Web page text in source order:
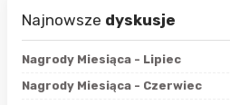
Najnowsze dyskusje
Nagrody Miesiąca - Lipiec
Nagrody Miesiąca - Czerwiec